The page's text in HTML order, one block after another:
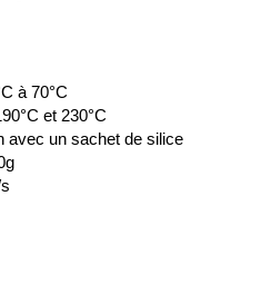
à 70°C
et 230°C
avec un sachet de silice